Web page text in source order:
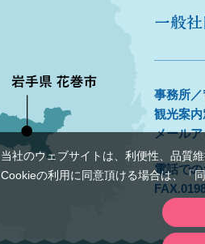
当社のウェブサイトは、利便性、品質
Cookieの利⽤に同意頂ける場合は、「
事務所
観光案内
メール
電話で